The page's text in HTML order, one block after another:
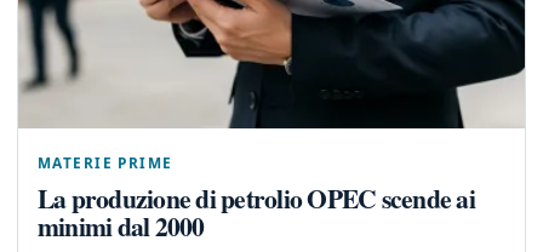
MATERIE PRIME
La produzione di petrolio OPEC scende ai
minimi dal 2000